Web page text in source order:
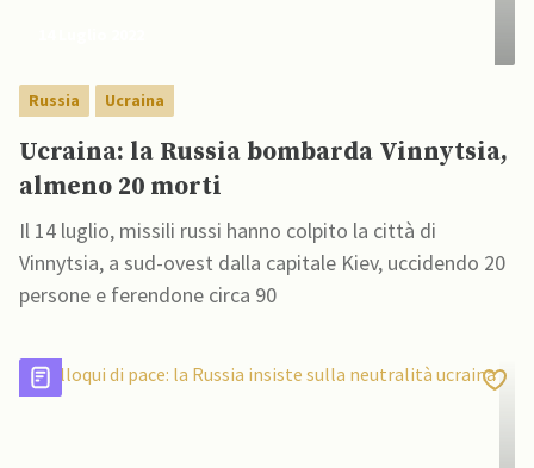
Russia Ucraina
Ucraina: la Russia bombarda Vinnytsia,
almeno 20 morti
Il 14 luglio, missili russi hanno colpito la città di
Vinnytsia, a sud-ovest dalla capitale Kiev, uccidendo 20
persone e ferendone circa 90